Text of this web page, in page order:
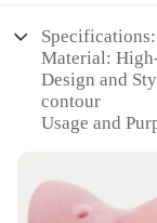
Specifications:
Material:
Design and
contour
Usage and
Performance
body shape
Shape or